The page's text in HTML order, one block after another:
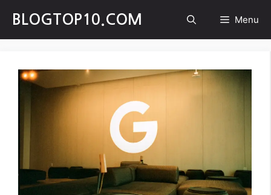
content
BLOGTOP10.COM Menu